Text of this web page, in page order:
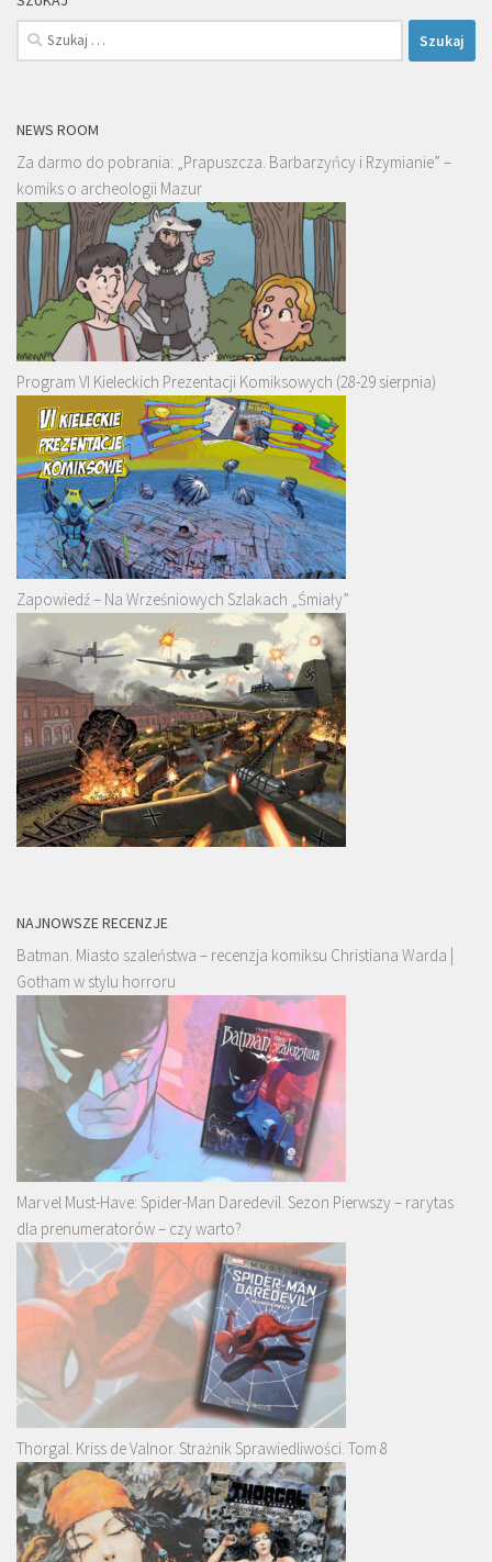
Szukaj:
NEWS ROOM
Za darmo do pobrania: „Prapuszcza. Barbarzyńcy i Rzymianie” –
komiks o archeologii Mazur
Program VI Kieleckich Prezentacji Komiksowych (28-29 sierpnia)
Zapowiedź – Na Wrześniowych Szlakach „Śmiały”
NAJNOWSZE RECENZJE
Batman. Miasto szaleństwa – recenzja komiksu Christiana Warda |
Gotham w stylu horroru
Marvel Must-Have: Spider-Man Daredevil. Sezon Pierwszy – rarytas
dla prenumeratorów – czy warto?
Thorgal. Kriss de Valnor. Strażnik Sprawiedliwości. Tom 8